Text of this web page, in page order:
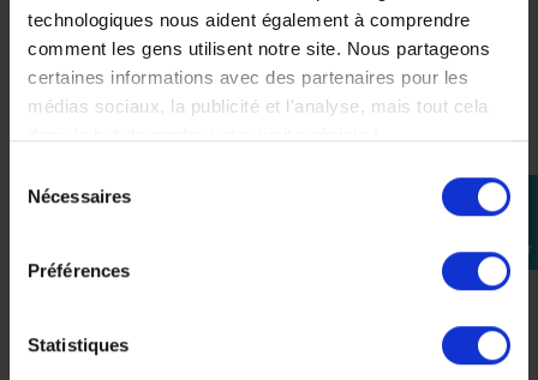
technologiques nous aident également à comprendre
comment les gens utilisent notre site. Nous partageons
certaines informations avec des partenaires pour les
médias sociaux, la publicité et l'analyse, mais tout cela
Nécessaires
Préférences
Statistiques
perm_identity
connecter
89,10 €